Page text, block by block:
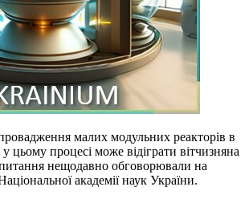
малих модульних реакторів в
у цьому процесі може відіграти вітчизняна
нещодавно обговорювали на
академії наук України.